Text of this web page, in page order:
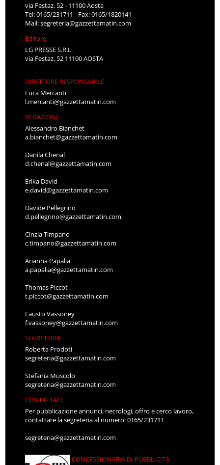
via Festaz, 52 - 11100 Aosta
Tel: 0165/231711 - Fax: 0165/1820141
Mail:segreteria@gazzettamatin.com
Editore
LG PRESSE S.R.L.
via Festaz, 52 11100 AOSTA
DIRETTORE RESPONSABILE
Luca Mercanti
l.mercanti@gazzettamatin.com
REDAZIONE
Alessandro Bianchet
a.bianchet@gazzettamatin.com
Danila Chenal
d.chenal@gazzettamatin.com
Erika David
e.david@gazzettamatin.com
Davide Pellegrino
d.pellegrino@gazzettamatin.com
Cinzia Timpano
c.timpano@gazzettamatin.com
Arianna Papalia
a.papalia@gazzettamatin.com
Thomas Piccot
t.piccot@gazzettamatin.com
Fausto Vassoney
f.vassoney@gazzettamatin.com
SEGRETERIA
Roberta Prodoti
segreteria@gazzettamatin.com
Stefania Muscolo
segreteria@gazzettamatin.com
CONTATTACI
Per pubblicazione annunci, necrologi, offro e cerco lavoro,
contattare la segreteria al numero: 0165/231711
segreteria@gazzettamatin.com
CONCESSIONARIA DI PUBBLICITÀ